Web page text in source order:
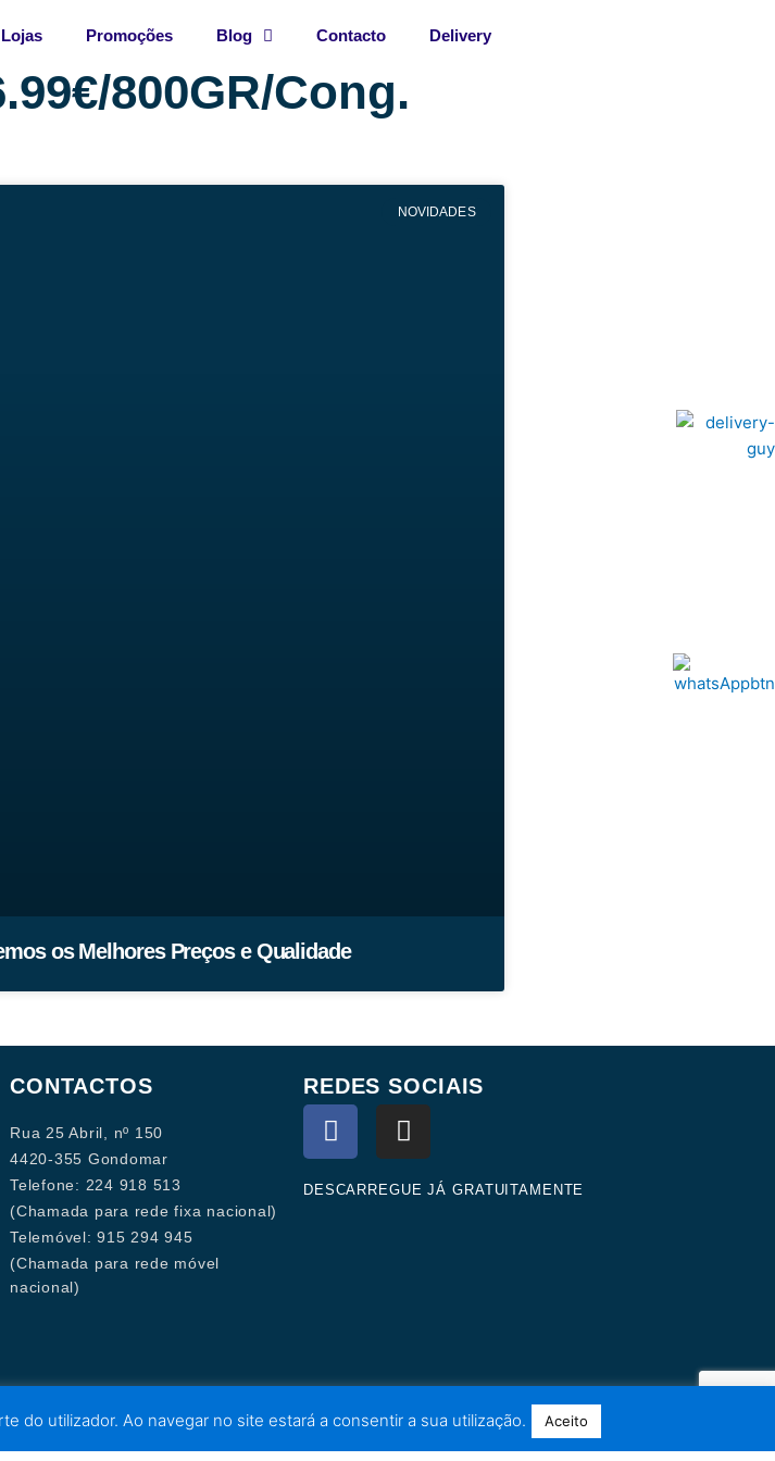
Promoções Blog Contacto Delivery
800GR/Cong.
NOVIDADES
os Melhores Preços e Qualidade
CONTACTOS
Rua 25 Abril, nº 150
4420-355 Gondomar
Telefone: 224 918 513
(Chamada para rede fixa nacional)
Telemóvel: 915 294 945
(Chamada para rede móvel
nacional)
REDES SOCIAIS
F
a
c
e
I
n
s
t
DESCARREGUE JÁ GRATUITAMENTE
do utilizador. Ao navegar no site estará a consentir a sua utilização. Aceito